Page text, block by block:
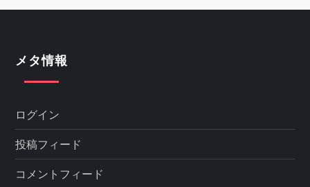
メタ情報
ログイン
投稿フィード
コメントフィード